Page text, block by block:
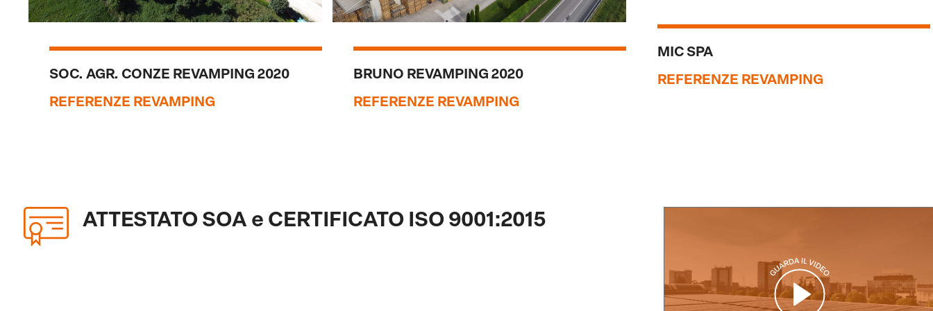
SOC. AGR. CONZE REVAMPING 2020
REFERENZE REVAMPING
BRUNO REVAMPING 2020
REFERENZE REVAMPING
MIC SPA
REFERENZE REVAMPING
ATTESTATO SOA e CERTIFICATO ISO 9001:2015